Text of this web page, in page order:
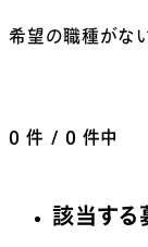
希望の職種がな
0 件 / 0 件中
該当する